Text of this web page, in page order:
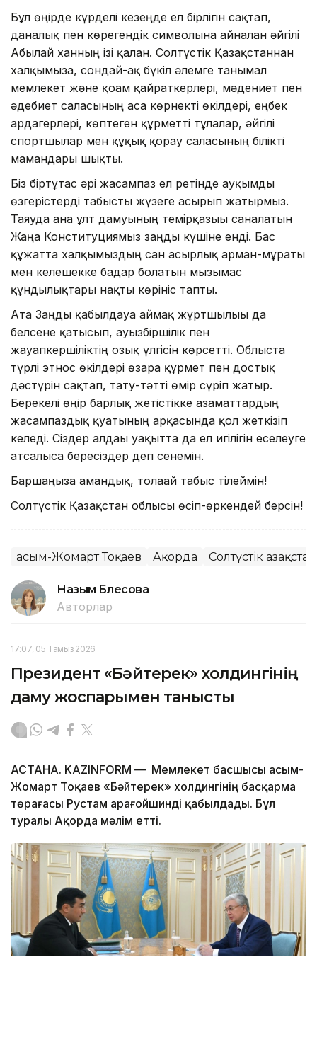
Бұл өңірде күрделі кезеңде ел бірлігін сақтап,
даналық пен көрегендік символына айналған әйгілі
Абылай ханның ізі қалған. Солтүстік Қазақстаннан
халқымызға, сондай-ақ бүкіл әлемге танымал
мемлекет және қоғам қайраткерлері, мәдениет пен
әдебиет саласының аса көрнекті өкілдері, еңбек
ардагерлері, көптеген құрметті тұлғалар, әйгілі
спортшылар мен құқық қорғау саласының білікті
мамандары шықты.
Біз біртұтас әрі жасампаз ел ретінде ауқымды
өзгерістерді табысты жүзеге асырып жатырмыз.
Таяуда ғана ұлт дамуының темірқазығы саналатын
Жаңа Конституциямыз заңды күшіне енді. Бас
құжатта халқымыздың сан ғасырлық арман-мұраты
мен келешекке бағдар болатын мызғымас
құндылықтары нақты көрініс тапты.
Ата Заңды қабылдауға аймақ жұртшылығы да
белсене қатысып, ауызбіршілік пен
жауапкершіліктің озық үлгісін көрсетті. Облыста
түрлі этнос өкілдері өзара құрмет пен достық
дәстүрін сақтап, тату-тәтті өмір сүріп жатыр.
Берекелі өңір барлық жетістікке азаматтардың
жасампаздық қуатының арқасында қол жеткізіп
келеді. Сіздер алдағы уақытта да ел игілігін еселеуге
атсалыса бересіздер деп сенемін.
Баршаңызға амандық, толағай табыс тілеймін!
Солтүстік Қазақстан облысы өсіп-өркендей берсін!
Қасым-Жомарт Тоқаев Ақорда Солтүстік
Назым Бөлесова
Авторлар
17:07, 05 Тамыз 2026
Президент «Бәйтерек» холдингінің
даму жоспарымен танысты
АСТАНА. KAZINFORM — Мемлекет басшысы Қасым-
Жомарт Тоқаев «Бәйтерек» холдингінің басқарма
төрағасы Рустам Қарағойшинді қабылдады. Бұл
туралы Ақорда мәлім етті.